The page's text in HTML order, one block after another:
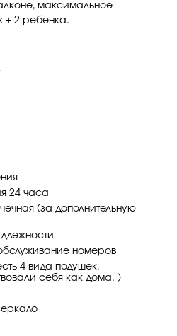
максимальное
+ 2 ребенка.
24 часа
(за дополнительную
номеров
4 вида подушек,
себя как дома. )